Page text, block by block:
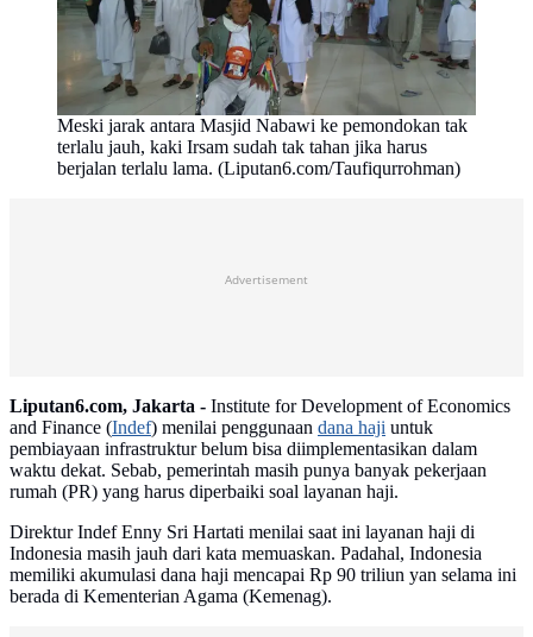
Meski jarak antara Masjid Nabawi ke pemondokan tak
terlalu jauh, kaki Irsam sudah tak tahan jika harus
berjalan terlalu lama. (Liputan6.com/Taufiqurrohman)
Advertisement
Liputan6.com, Jakarta - Institute for Development of Economics
and Finance (Indef) menilai penggunaan dana haji untuk
pembiayaan infrastruktur belum bisa diimplementasikan dalam
waktu dekat. Sebab, pemerintah masih punya banyak pekerjaan
rumah (PR) yang harus diperbaiki soal layanan haji.
Direktur Indef Enny Sri Hartati menilai saat ini layanan haji di
Indonesia masih jauh dari kata memuaskan. Padahal, Indonesia
memiliki akumulasi dana haji mencapai Rp 90 triliun yan selama ini
berada di Kementerian Agama (Kemenag).